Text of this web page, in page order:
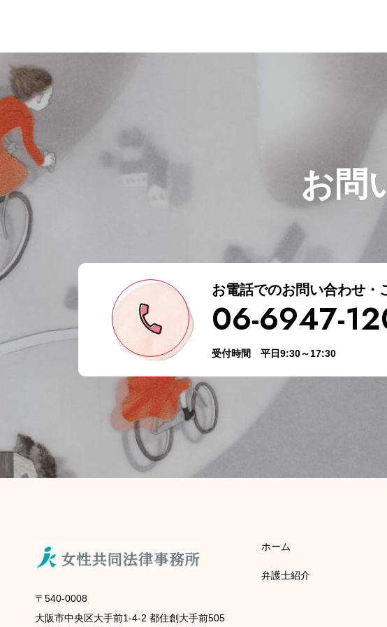
お問
お電話でのお問い合わせ・
06-6947-
受付時間 平日9:30～17:30
〒540-0008
大阪市中央区大手前1-4-2 都住創大手前505
ホーム
弁護士紹介